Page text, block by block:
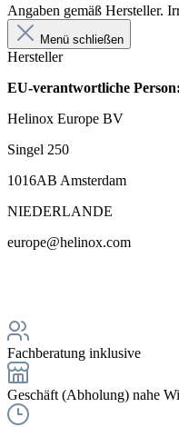
Angaben gemäß Hersteller.
Menü schließen
Hersteller
EU-verantwortliche Person:
Helinox Europe BV
Singel 250
1016AB Amsterdam
NIEDERLANDE
europe@helinox.com
Fachberatung inklusive
Geschäft (Abholung) nahe